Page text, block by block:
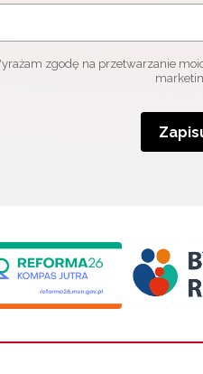
zgodę na przetwarzanie